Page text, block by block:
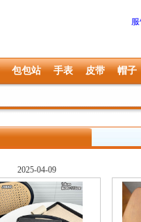
包包站 手表 皮带 帽子
2025-04-09